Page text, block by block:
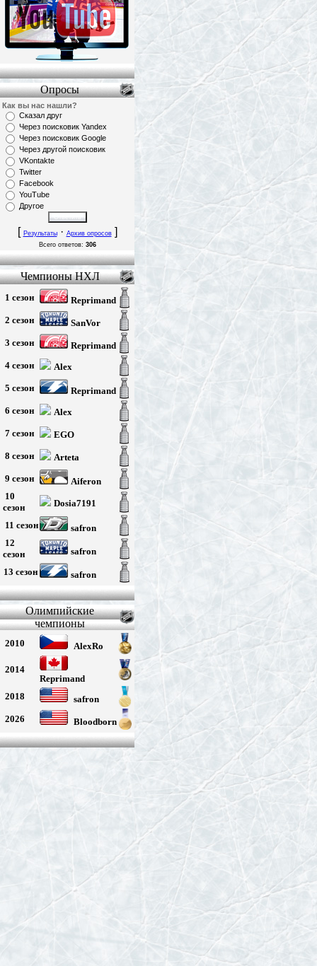
Опросы
Как вы нас нашли?
Сказал друг
Через поисковик Yandex
Через поисковик Google
Через другой поисковик
VKontakte
Twitter
Facebook
YouTube
Другое
[ Результаты· Архив опросов]
Всего ответов: 306
Чемпионы НХЛ
1 сезон
Reprimand
2 сезон
SanVor
3 сезон
Reprimand
4 сезон
Alex
5 сезон
Reprimand
6 сезон
Alex
7 сезон
EGO
8 сезон
Arteta
9 сезон
Aiferon
10
сезон
Dosia7191
11 сезон
safron
12
сезон
safron
13 сезон
safron
Олимпийские
чемпионы
2010 AlexRo
2014
Reprimand
2018
safron
2026
Bloodborn